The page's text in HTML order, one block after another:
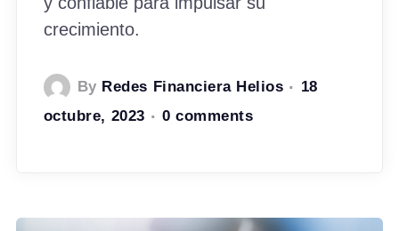
crecimiento.
By Redes Financiera Helios
18
octubre, 2023
0 comments